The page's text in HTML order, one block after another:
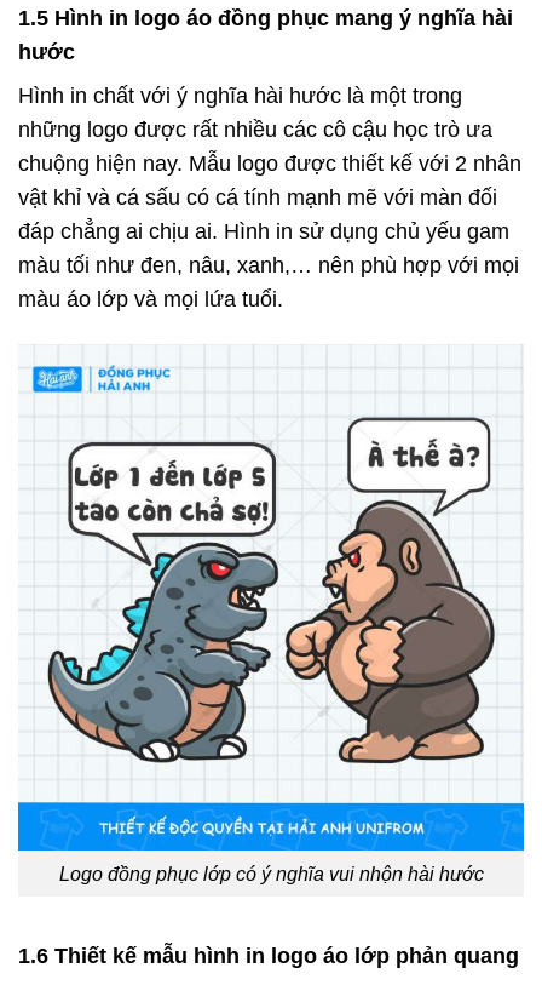
1.5 Hình in logo áo đồng phục mang ý nghĩa hài
hước
Hình in chất với ý nghĩa hài hước là một trong
những logo được rất nhiều các cô cậu học trò ưa
chuộng hiện nay. Mẫu logo được thiết kế với 2 nhân
vật khỉ và cá sấu có cá tính mạnh mẽ với màn đối
đáp chẳng ai chịu ai. Hình in sử dụng chủ yếu gam
màu tối như đen, nâu, xanh,… nên phù hợp với mọi
màu áo lớp và mọi lứa tuổi.
Logo đồng phục lớp có ý nghĩa vui nhộn hài hước
1.6 Thiết kế mẫu hình in logo áo lớp phản quang